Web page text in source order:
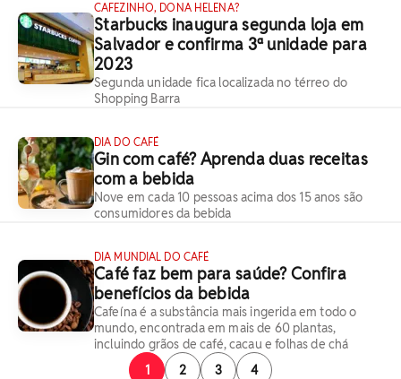
CAFEZINHO, DONA HELENA?
Starbucks inaugura segunda loja em
Salvador e confirma 3ª unidade para
2023
Segunda unidade fica localizada no térreo do
Shopping Barra
DIA DO CAFÉ
Gin com café? Aprenda duas receitas
com a bebida
Nove em cada 10 pessoas acima dos 15 anos são
consumidores da bebida
DIA MUNDIAL DO CAFÉ
Café faz bem para saúde? Confira
benefícios da bebida
Cafeína é a substância mais ingerida em todo o
mundo, encontrada em mais de 60 plantas,
incluindo grãos de café, cacau e folhas de chá
1
2 3 4